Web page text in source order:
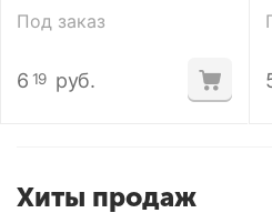
Под заказ
6 19 руб.
Хиты продаж